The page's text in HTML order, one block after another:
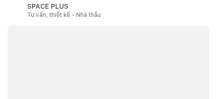
SPACE PLUS
Tư vấn, thiết kế - Nhà thầu